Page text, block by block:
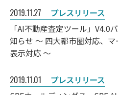
2019.11.27
プレスリリース
「AI不動産査定ツール」V4.0
知らせ ～ 四大都市圏対応、
表示対応 ～
2019.11.01
プレスリリース